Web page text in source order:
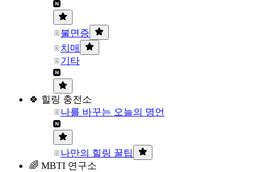
불면증
치매
기타
🍀 힐링 충전소
나를 바꾸는 오늘의 명언
나만의 힐링 꿀팁
🌈 MBTI 연구소